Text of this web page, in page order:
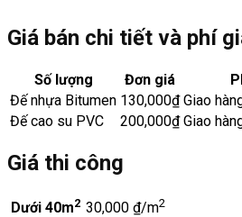
Giá bán chi tiết và phí
Số lượng Đơn giá
Đế nhựa Bitumen 130,000₫ Giao
Đế cao su PVC
200,000₫ Giao
Giá thi công
Dưới 40m2 30,000 ₫/m2